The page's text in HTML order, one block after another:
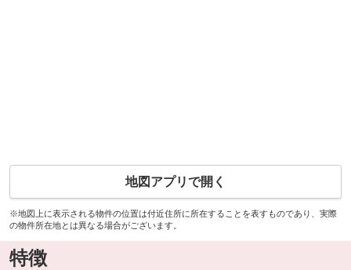
地図アプリで開く
※地図上に表示される物件の位置は付近住所に所在することを表すものであり、実際
の物件所在地とは異なる場合がございます。
特徴